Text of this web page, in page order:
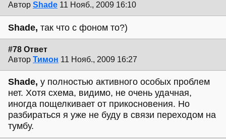
Автор Shade 11 Нояб., 2009 16:10
Shade, так что с фоном то?)
#78 Ответ
Автор Тимон 11 Нояб., 2009 16:27
Shade, у полностью активного особых проблем
нет. Хотя схема, видимо, не очень удачная,
иногда пощелкивает от прикосновения. Но
разбираться я уже не буду в связи переходом на
тумбу.